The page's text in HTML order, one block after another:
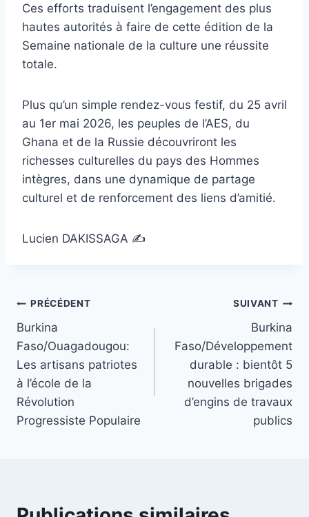
Ces efforts traduisent l’engagement des plus
hautes autorités à faire de cette édition de la
Semaine nationale de la culture une réussite
totale.
Plus qu’un simple rendez-vous festif, du 25 avril
au 1er mai 2026, les peuples de l’AES, du
Ghana et de la Russie découvriront les
richesses culturelles du pays des Hommes
intègres, dans une dynamique de partage
culturel et de renforcement des liens d’amitié.
Lucien DAKISSAGA ✍️
Navigation
de
l’article
PRÉCÉDENT
Burkina
Faso/Ouagadougou:
Les artisans patriotes
à l’école de la
Révolution
Progressiste Populaire
SUIVANT
Burkina
Faso/Développement
durable : bientôt 5
nouvelles brigades
d’engins de travaux
publics